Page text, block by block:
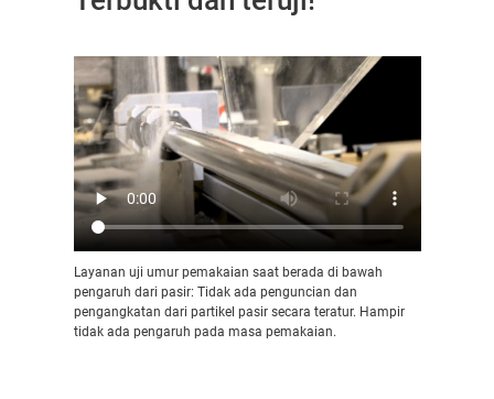
Layanan uji umur pemakaian saat berada di bawah
pengaruh dari pasir: Tidak ada penguncian dan
pengangkatan dari partikel pasir secara teratur. Hampir
tidak ada pengaruh pada masa pemakaian.